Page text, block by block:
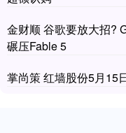
金财顺 谷歌要放大招?
碾压Fable 5
掌尚策 红墙股份5月15